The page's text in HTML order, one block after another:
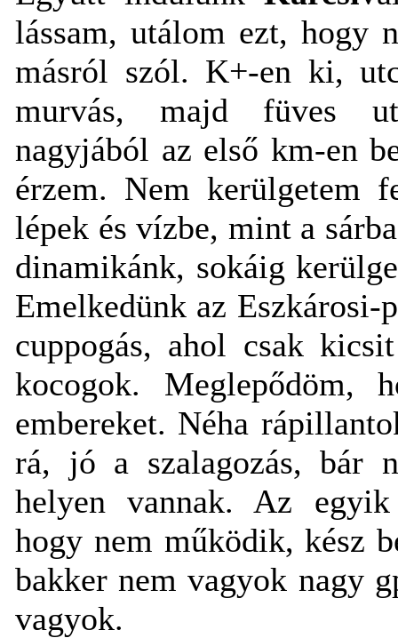
lássam, utálom ezt, hogy
másról szól. K+-en ki,
murvás, majd füves
nagyjából az első km-en
érzem. Nem kerülgetem
lépek és vízbe, mint a
dinamikánk, sokáig
Emelkedünk az Eszkárosi-
cuppogás, ahol csak
kocogok. Meglepődöm,
embereket. Néha
rá, jó a szalagozás, bár
helyen vannak. Az
hogy nem működik, kész
bakker nem vagyok nagy
vagyok.